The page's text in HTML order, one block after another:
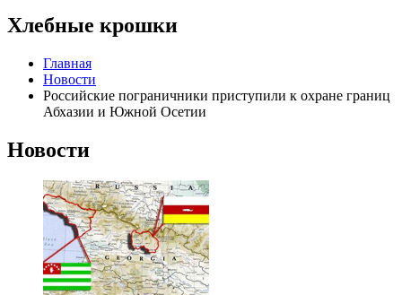
Хлебные крошки
Главная
Новости
Российские пограничники приступили к охране границ
Абхазии и Южной Осетии
Новости